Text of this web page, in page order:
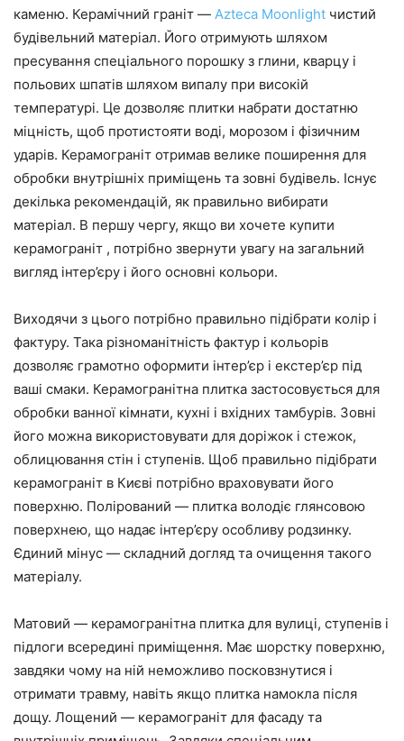
каменю. Керамічний граніт — Azteca Moonlight чистий
будівельний матеріал. Його отримують шляхом
пресування спеціального порошку з глини, кварцу і
польових шпатів шляхом випалу при високій
температурі. Це дозволяє плитки набрати достатню
міцність, щоб протистояти воді, морозом і фізичним
ударів. Керамограніт отримав велике поширення для
обробки внутрішніх приміщень та зовні будівель. Існує
декілька рекомендацій, як правильно вибирати
матеріал. В першу чергу, якщо ви хочете купити
керамограніт , потрібно звернути увагу на загальний
вигляд інтер’єру і його основні кольори.
Виходячи з цього потрібно правильно підібрати колір і
фактуру. Така різноманітність фактур і кольорів
дозволяє грамотно оформити інтер’єр і екстер’єр під
ваші смаки. Керамогранітна плитка застосовується для
обробки ванної кімнати, кухні і вхідних тамбурів. Зовні
його можна використовувати для доріжок і стежок,
облицювання стін і ступенів. Щоб правильно підібрати
керамограніт в Києві потрібно враховувати його
поверхню. Полірований — плитка володіє глянсовою
поверхнею, що надає інтер’єру особливу родзинку.
Єдиний мінус — складний догляд та очищення такого
матеріалу.
Матовий — керамогранітна плитка для вулиці, ступенів і
підлоги всередині приміщення. Має шорстку поверхню,
завдяки чому на ній неможливо посковзнутися і
отримати травму, навіть якщо плитка намокла після
дощу. Лощений — керамограніт для фасаду та